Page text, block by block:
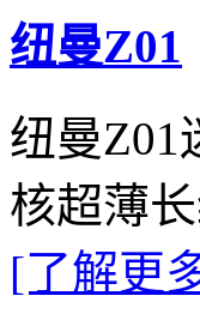
纽曼Z01
纽曼Z01
核超薄
[了解更